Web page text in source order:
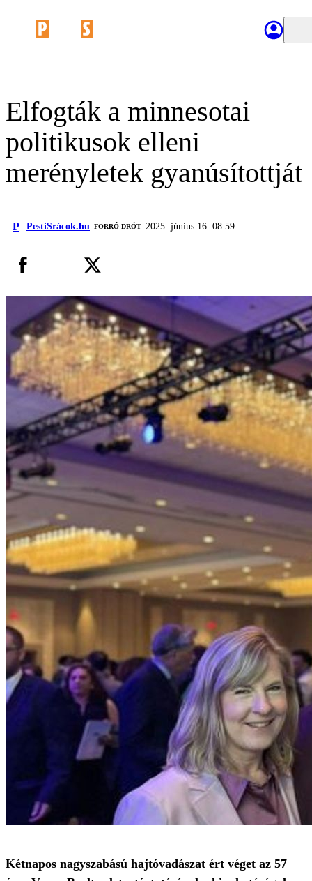
Elfogták a minnesotai
politikusok elleni
merényletek gyanúsítottját
P PestiSrácok.hu FORRÓ DRÓT 2025. június 16. 08:59
Kétnapos nagyszabású hajtóvadászat ért véget az 57